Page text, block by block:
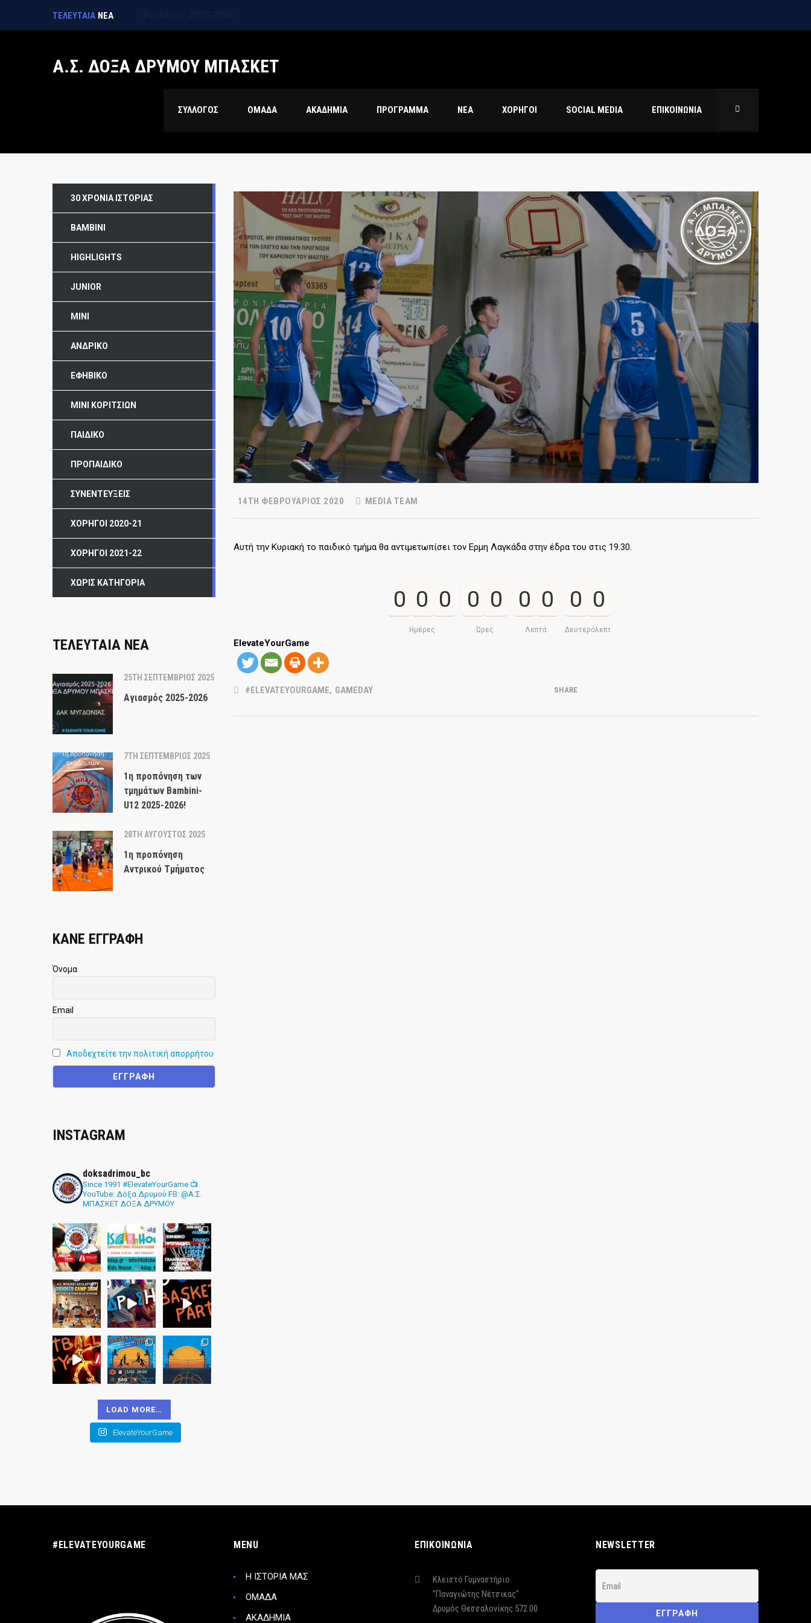
ΤΕΛΕΥΤΑΙΑ ΝΕΑ
Α.Σ. ΔΟΞΑ ΔΡΥΜΟΥ ΜΠΑΣΚΕΤ
ΣΥΛΛΟΓΟΣ ΟΜΑΔΑ ΑΚΑΔΗΜΙΑ ΠΡΟΓΡΑΜΜΑ ΝΕΑ ΧΟΡΗΓΟΙ SOCIAL MEDIA ΕΠΙΚΟΙΝΩΝΙΑ
14TH ΦΕΒΡΟΥΆΡΙΟΣ 2020 MEDIA TEAM
Αυτή την Κυριακή το παιδικό τμήμα θα αντιμετωπίσει τον Ερμη Λαγκάδα στην έδρα του στις 19.30.
Ημέρες
0 0 0
Ώρες
0 0
Λεπτά
0 0
Δευτερόλεπτα
0 0
ElevateYourGame
#ELEVATEYOURGAME, GAMEDAY SHARE
30 ΧΡΌΝΙΑ ΙΣΤΟΡΊΑΣ
BAMBINI
HIGHLIGHTS
JUNIOR
MINI
ΑΝΔΡΙΚΌ
ΕΦΗΒΙΚΌ
ΜΊΝΙ ΚΟΡΙΤΣΙΏΝ
ΠΑΙΔΙΚΌ
ΠΡΟΠΑΙΔΙΚΌ
ΣΥΝΕΝΤΕΎΞΕΙΣ
ΧΟΡΗΓΟΊ 2020-21
ΧΟΡΗΓΟΊ 2021-22
ΧΩΡΊΣ ΚΑΤΗΓΟΡΊΑ
ΤΕΛΕΥΤΑΙΑ ΝΕΑ
25TH ΣΕΠΤΈΜΒΡΙΟΣ 2025
Αγιασμός 2025-2026
7TH ΣΕΠΤΈΜΒΡΙΟΣ 2025
1η προπόνηση των
τμημάτων Bambini-
U12 2025-2026!
28TH ΑΎΓΟΥΣΤΟΣ 2025
1η προπόνηση
Αντρικού Τμήματος
ΚΑΝΕ ΕΓΓΡΑΦΗ
Όνομα
Email
Αποδεχτείτε την πολιτική απορρήτου
INSTAGRAM
doksadrimou_bc
Since 1991 #ElevateYourGame 📺
YouTube: Δόξα Δρυμού FB: @Α.Σ.
ΜΠΑΣΚΕΤ ΔΟΞΑ ΔΡΥΜΟΥ
LOAD MORE…
ElevateYourGame
#ELEVATEYOURGAME MENU
Η ΙΣΤΟΡΙΑ ΜΑΣ
ΟΜΑΔΑ
ΑΚΑΔΗΜΙΑ
ΕΠΙΚΟΙΝΩΝΙΑ
Κλειστό Γυμναστήριο
"Παναγιώτης Νέτσικας"
Δρυμός Θεσσαλονίκης 572 00
NEWSLETTER